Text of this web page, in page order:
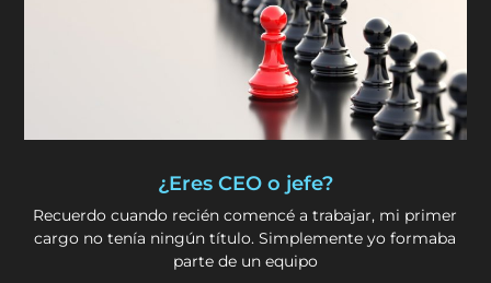
¿Eres CEO o jefe?
Recuerdo cuando recién comencé a trabajar, mi primer
cargo no tenía ningún título. Simplemente yo formaba
parte de un equipo